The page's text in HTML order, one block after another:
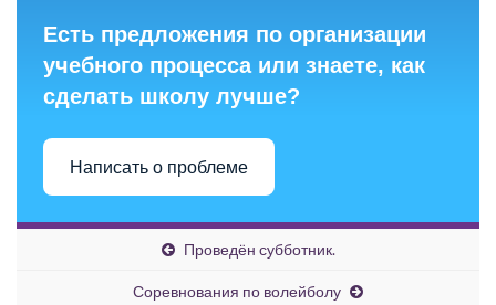
Есть предложения по организации
учебного процесса или знаете, как
сделать школу лучше?
Написать о проблеме
Проведён субботник.
Соревнования по волейболу